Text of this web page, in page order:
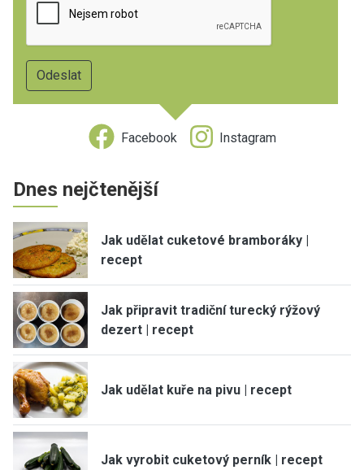
Facebook Instagram
Dnes nejčtenější
Jak udělat cuketové bramboráky |
recept
Jak připravit tradiční turecký rýžový
dezert | recept
Jak udělat kuře na pivu | recept
Jak vyrobit cuketový perník | recept